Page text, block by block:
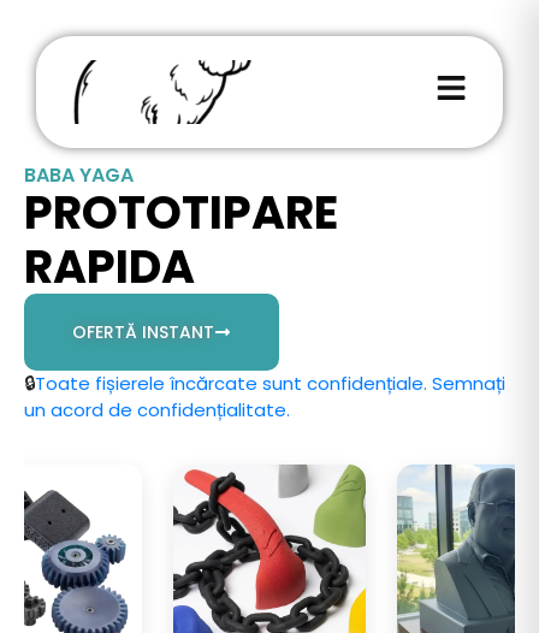
BABA YAGA
PROTOTIPARE
RAPIDA
OFERTĂ INSTANT
🔒Toate fișierele încărcate sunt confidențiale. Semnați
un acord de confidențialitate.